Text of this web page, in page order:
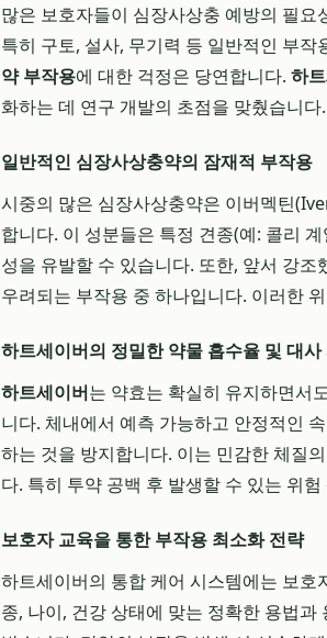
많은 보호자들이 심장사상충 예방의 필
특히 구토, 설사, 무기력 등 일반적인 부
약 부작용에 대한 걱정은 당연합니다. 하
화하는 데 연구 개발의 초점을 맞췄습니다.
일반적인 심장사상충약의 잠재적 부작용
시중의 많은 심장사상충약은 이버멕틴
합니다. 이 성분들은 특정 견종(예: 콜리
성을 유발할 수 있습니다. 또한, 앞서 강
우려되는 부작용 중 하나입니다. 이러한
하트세이버의 정밀한 약물 흡수율 및 대사
하트세이버는 약효는 확실히 유지하면서
니다. 체내에서 예측 가능하고 안정적인
하는 것을 방지합니다. 이는 민감한 체질
다. 특히 투약 공백 후 발생할 수 있는 위
보호자 교육을 통한 부작용 최소화 전략
하트세이버의 통합 케어 시스템에는 보
종, 나이, 건강 상태에 맞는 정확한 용법